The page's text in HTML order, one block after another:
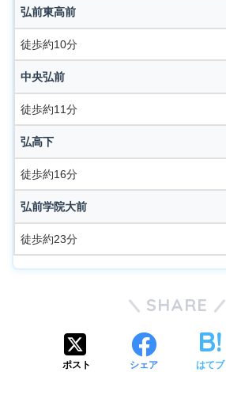
弘前東高前
徒歩約10分
中央弘前
徒歩約11分
弘高下
徒歩約16分
弘前学院大前
徒歩約23分
SHARE
ポスト シェア はてブ